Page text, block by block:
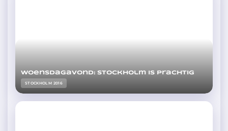
Woensdagavond: Stockholm is prachtig
STOCKHOLM 2016